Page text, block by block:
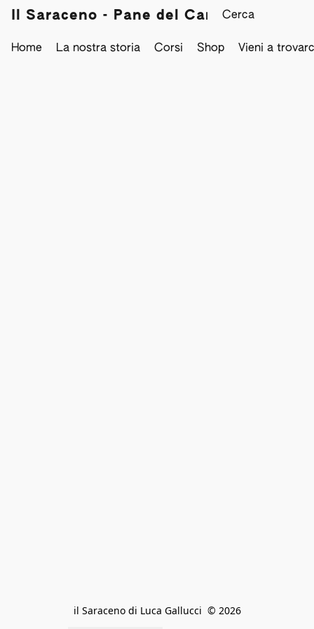
Il Saraceno - Pane del Campo
Home La nostra storia Corsi Shop Vieni a
il Saraceno di Luca Gallucci  © 2026